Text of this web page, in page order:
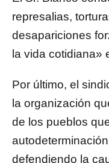
represalias,
desapariciones
la vida cotidiana»
Por último, el
la organización
de los pueblos
defendiendo la